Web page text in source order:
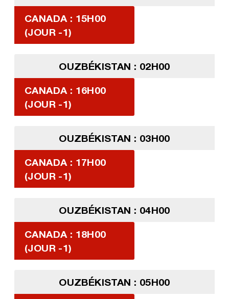
CANADA : 15H00
(JOUR -1)
OUZBÉKISTAN : 02H00
CANADA : 16H00
(JOUR -1)
OUZBÉKISTAN : 03H00
CANADA : 17H00
(JOUR -1)
OUZBÉKISTAN : 04H00
CANADA : 18H00
(JOUR -1)
OUZBÉKISTAN : 05H00